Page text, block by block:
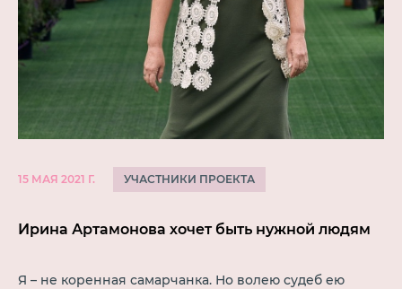
15 МАЯ 2021 Г. УЧАСТНИКИ ПРОЕКТА
Ирина Артамонова хочет быть нужной людям
Я – не коренная самарчанка. Но волею судеб ею